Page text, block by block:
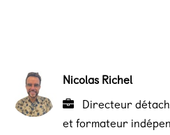
Nicolas Richel
Directeur
et formateur